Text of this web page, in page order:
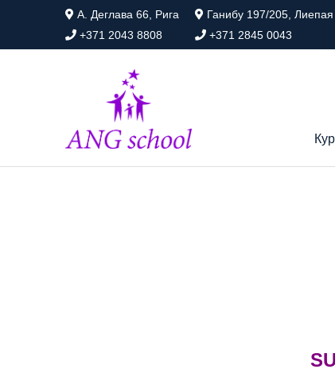
A. Деглава 66, Рига
Ганибу 197/205, Лиепая
+371 2043 8808
+371 2845 0043